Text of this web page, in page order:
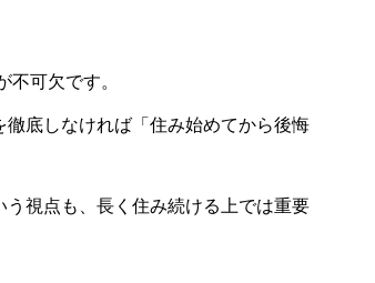
可欠です。
底しなければ「住み始めてから後悔
視点も、長く住み続ける上では重要